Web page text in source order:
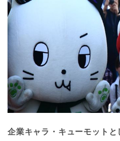
企業キャラ・キューモットと